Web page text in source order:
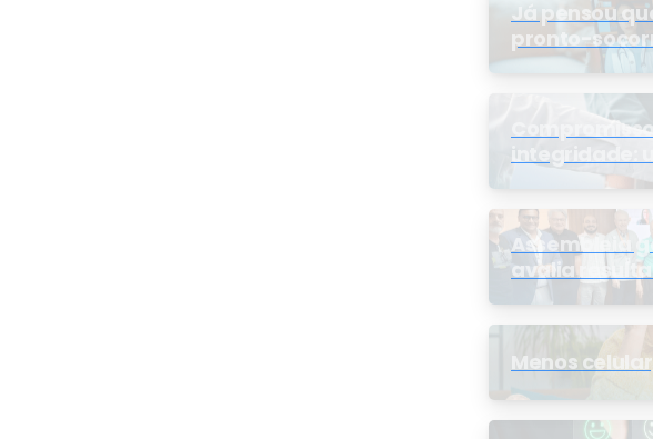
Já pensou
pronto-
resolvida por
integridade:
Assembleia
avalia
a eleição da
Menos